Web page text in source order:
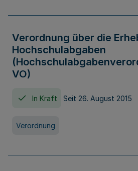
Verordnung über die
Hochschulabgaben
VO)
In Kraft Seit 26. August 2015
Verordnung